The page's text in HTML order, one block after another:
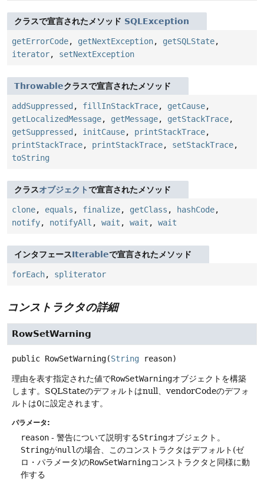
クラスで宣言されたメソッド SQLException
getErrorCode, getNextException, getSQLState,
iterator, setNextException
Throwableクラスで宣言されたメソッド
addSuppressed , fillInStackTrace, getCause,
getLocalizedMessage, getMessage, getStackTrace,
getSuppressed , initCause, printStackTrace,
printStackTrace, printStackTrace, setStackTrace,
toString
クラスオブジェクトで宣言されたメソッド
clone, equals , finalize, getClass , hashCode,
notify, notifyAll , wait , wait , wait
インタフェースIterableで宣言されたメソッド
forEach, spliterator
コンストラクタの詳細
RowSetWarning
public RowSetWarning(String reason)
理由を表す指定された値でRowSetWarningオブジェクトを構築
します。SQLStateのデフォルトはnull、vendorCodeのデフォ
ルトは0に設定されます。
パラメータ:
reason - 警告について説明するStringオブジェクト。
Stringがnullの場合、このコンストラクタはデフォルト(ゼ
ロ・パラメータ)のRowSetWarningコンストラクタと同様に動
作する